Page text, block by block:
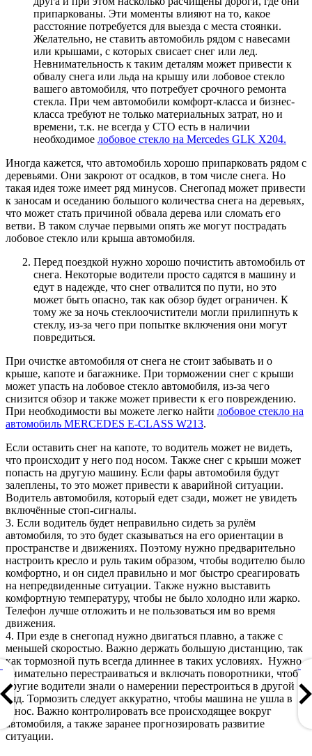
припаркованы. Эти моменты влияют на то, какое
расстояние потребуется для выезда с места стоянки.
Желательно, не ставить автомобиль рядом с навесами
или крышами, с которых свисает снег или лед.
Невнимательность к таким деталям может привести к
обвалу снега или льда на крышу или лобовое стекло
вашего автомобиля, что потребует срочного ремонта
стекла. При чем автомобили комфорт-класса и бизнес-
класса требуют не только материальных затрат, но и
времени, т.к. не всегда у СТО есть в наличии
необходимое лобовое стекло на Mercedes GLK X204.
Иногда кажется, что автомобиль хорошо припарковать рядом с
деревьями. Они закроют от осадков, в том числе снега. Но
такая идея тоже имеет ряд минусов. Снегопад может привести
к заносам и оседанию большого количества снега на деревьях,
что может стать причиной обвала дерева или сломать его
ветви. В таком случае первыми опять же могут пострадать
лобовое стекло или крыша автомобиля.
Перед поездкой нужно хорошо почистить автомобиль от
снега. Некоторые водители просто садятся в машину и
едут в надежде, что снег отвалится по пути, но это
может быть опасно, так как обзор будет ограничен. К
тому же за ночь стеклоочистители могли прилипнуть к
стеклу, из-за чего при попытке включения они могут
повредиться.
При очистке автомобиля от снега не стоит забывать и о
крыше, капоте и багажнике. При торможении снег с крыши
может упасть на лобовое стекло автомобиля, из-за чего
снизится обзор и также может привести к его повреждению.
При необходимости вы можете легко найти лобовое стекло на
автомобиль MERCEDES E-CLASS W213.
Если оставить снег на капоте, то водитель может не видеть,
что происходит у него под носом. Также снег с крыши может
попасть на другую машину. Если фары автомобиля будут
залеплены, то это может привести к аварийной ситуации.
Водитель автомобиля, который едет сзади, может не увидеть
включённые стоп-сигналы.
3. Если водитель будет неправильно сидеть за рулём
автомобиля, то это будет сказываться на его ориентации в
пространстве и движениях. Поэтому нужно предварительно
настроить кресло и руль таким образом, чтобы водителю было
комфортно, и он сидел правильно и мог быстро среагировать
на непредвиденные ситуации. Также нужно выставить
комфортную температуру, чтобы не было холодно или жарко.
Телефон лучше отложить и не пользоваться им во время
движения.
4. При езде в снегопад нужно двигаться плавно, а также с
меньшей скоростью. Важно держать большую дистанцию, так
как тормозной путь всегда длиннее в таких условиях. Нужно
внимательно перестраиваться и включать поворотники, чтобы
другие водители знали о намерении перестроиться в другой
ряд. Тормозить следует аккуратно, чтобы машина не ушла в
занос. Важно контролировать все происходящее вокруг
автомобиля, а также заранее прогнозировать развитие
ситуации.